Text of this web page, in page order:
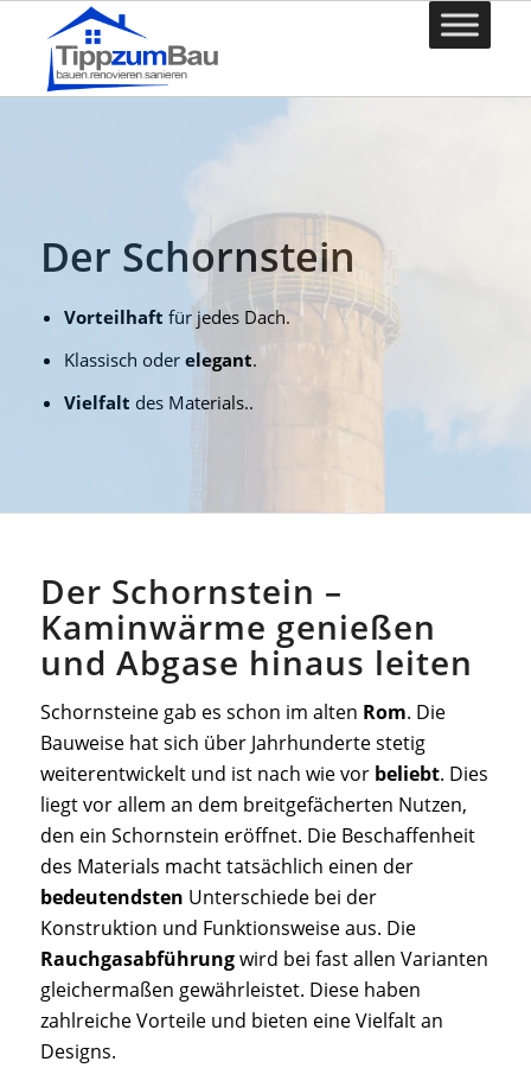
Der Schornstein
Vorteilhaft für jedes Dach.
Klassisch oderelegant.
Vielfalt des Materials..
Der Schornstein –
Kaminwärme genießen
und Abgase hinaus leiten
Schornsteine gab es schon im alten Rom. Die
Bauweise hat sich über Jahrhunderte stetig
weiterentwickelt und ist nach wie vor beliebt. Dies
liegt vor allem an dem breitgefächerten Nutzen,
den ein Schornstein eröffnet. Die Beschaffenheit
des Materials macht tatsächlich einen der
bedeutendsten Unterschiede bei der
Konstruktion und Funktionsweise aus. Die
Rauchgasabführungwird bei fast allen Varianten
gleichermaßen gewährleistet. Diese haben
zahlreiche Vorteile und bieten eine Vielfalt an
Designs.